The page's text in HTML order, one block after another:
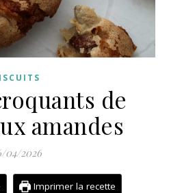
de
amandes
04/2026
Imprimer la recette